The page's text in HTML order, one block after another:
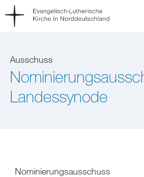
Ausschuss
Landessynode
Nominierungsausschuss